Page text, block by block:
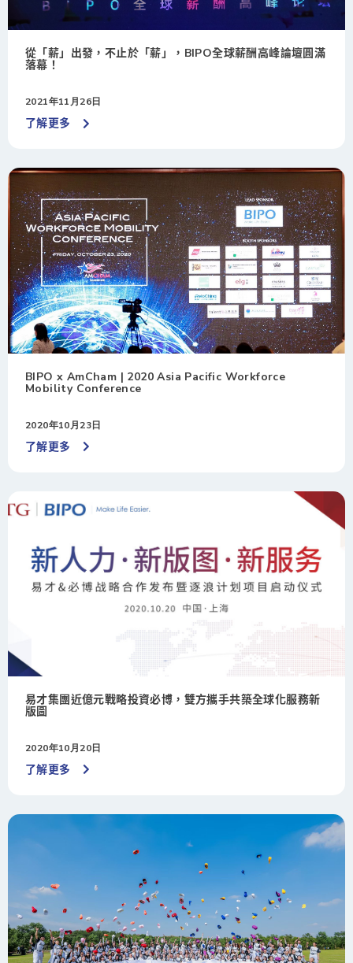
從「薪」出發，不止於「薪」，BIPO全球薪酬高峰論壇圓滿
落幕！
2021年11月26日
了解更多
BIPO x AmCham | 2020 Asia Pacific Workforce
Mobility Conference
2020年10月23日
了解更多
易才集團近億元戰略投資必博，雙方攜手共築全球化服務新
版圖
2020年10月20日
了解更多